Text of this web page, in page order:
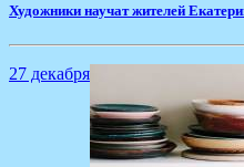
Художники научат жителей
27 декабря